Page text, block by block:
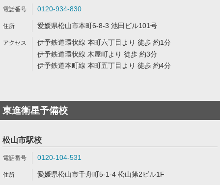
0120-934-830
愛媛県松山市本町6-8-3 池田ビル101号
伊予鉄道環状線 本町六丁目より 徒歩 約1分
伊予鉄道環状線 木屋町より 徒歩 約3分
伊予鉄道本町線 本町五丁目より 徒歩 約4分
東進衛星予備校
松山市駅校
0120-104-531
愛媛県松山市千舟町5-1-4 松山第2ビル1F